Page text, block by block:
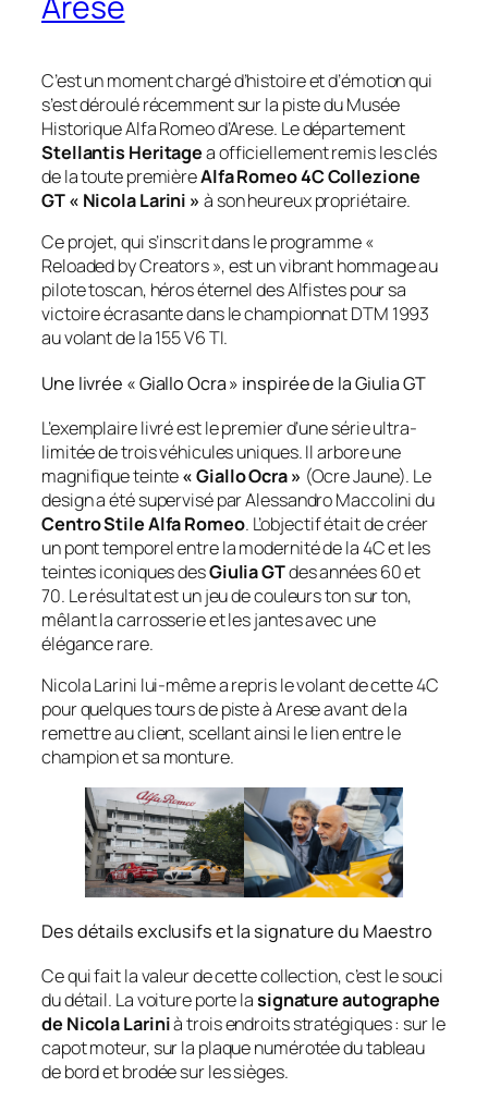
C’est un moment chargé d’histoire et d’émotion qui
s’est déroulé récemment sur la piste du Musée
Historique Alfa Romeo d’Arese. Le département
Stellantis Heritagea officiellement remis les clés
de la toute premièreAlfa Romeo 4C Collezione
GT « Nicola Larini » à son heureux propriétaire.
Ce projet, qui s’inscrit dans le programme«
Reloaded by Creators », est un vibrant hommage au
pilote toscan, héros éternel des Alfistes pour sa
victoire écrasante dans le championnat DTM 1993
au volant de la 155 V6 TI.
Une livrée « Giallo Ocra » inspirée de la Giulia GT
L’exemplaire livré est le premier d’une série ultra-
limitée de trois véhicules uniques. Il arbore une
magnifique teinte« Giallo Ocra » (Ocre Jaune). Le
design a été supervisé par Alessandro Maccolini du
Centro Stile Alfa Romeo. L’objectif était de créer
un pont temporel entre la modernité de la 4C et les
teintes iconiques desGiulia GTdes années 60 et
70. Le résultat est un jeu de couleurs ton sur ton,
mêlant la carrosserie et les jantes avec une
élégance rare.
Nicola Larini lui-même a repris le volant de cette 4C
pour quelques tours de piste à Arese avant de la
remettre au client, scellant ainsi le lien entre le
champion et sa monture.
Des détails exclusifs et la signature du Maestro
Ce qui fait la valeur de cette collection, c’est le souci
du détail. La voiture porte lasignature autographe
de Nicola Larinià trois endroits stratégiques : sur le
capot moteur, sur la plaque numérotée du tableau
de bord et brodée sur les sièges.